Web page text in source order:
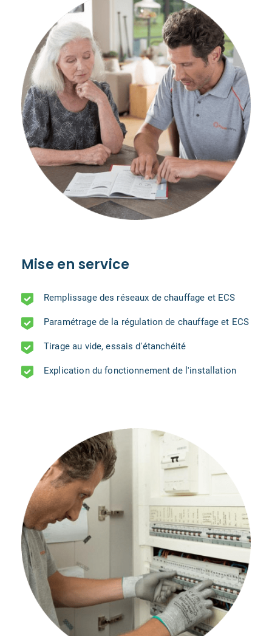
Mise en service
Remplissage des réseaux de chauffage et ECS
Paramétrage de la régulation de chauffage et ECS
Tirage au vide, essais d'étanchéité
Explication du fonctionnement de l'installation